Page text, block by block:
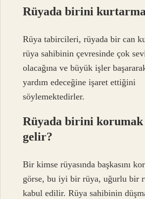
Rüyada birini
Rüya tabircileri, rüyada bir can
rüya sahibinin çevresinde çok
olacağına ve büyük işler
yardım edeceğine işaret ettiğini
söylemektedirler.
Rüyada birini korumak
gelir?
Bir kimse rüyasında başkasını
görse, bu iyi bir rüya, uğurlu bir
kabul edilir. Rüya sahibinin